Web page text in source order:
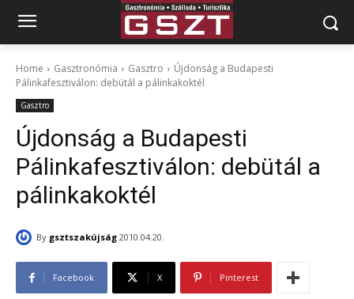
Home Gasztronómia Gasztro
Újdonság a Budapesti
Pálinkafesztiválon: debütál a pálinkakoktél
Gasztro
Újdonság a Budapesti
Pálinkafesztiválon: debütál a
pálinkakoktél
By gsztszakújság 2010.04.20.
Facebook X Pinterest